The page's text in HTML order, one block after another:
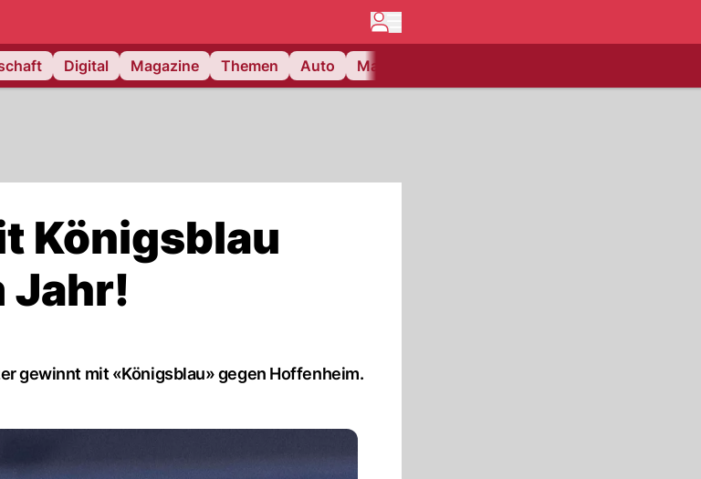
Digital Magazine Themen Auto Matchcenter
Königsblau
Jahr!
gewinnt mit «Königsblau» gegen Hoffenheim.